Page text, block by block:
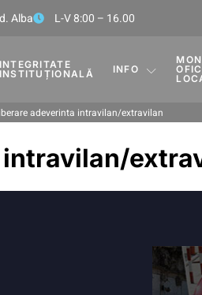
Alba L-V 8:00 – 16.00
INTEGRITATE
INSTITUȚIONALĂ
INFO
adeverinta intravilan/extravilan